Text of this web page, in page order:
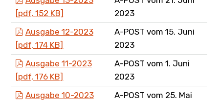
[pdf, 152 KB]
2023
Ausgabe 12-2023
[pdf, 174 KB]
A-POST vom 15. Juni
2023
Ausgabe 11-2023
[pdf, 176 KB]
A-POST vom 1. Juni
2023
Ausgabe 10-2023
A-POST vom 25. Mai